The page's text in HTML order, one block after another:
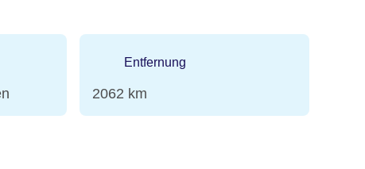
Entfernung
2062 km